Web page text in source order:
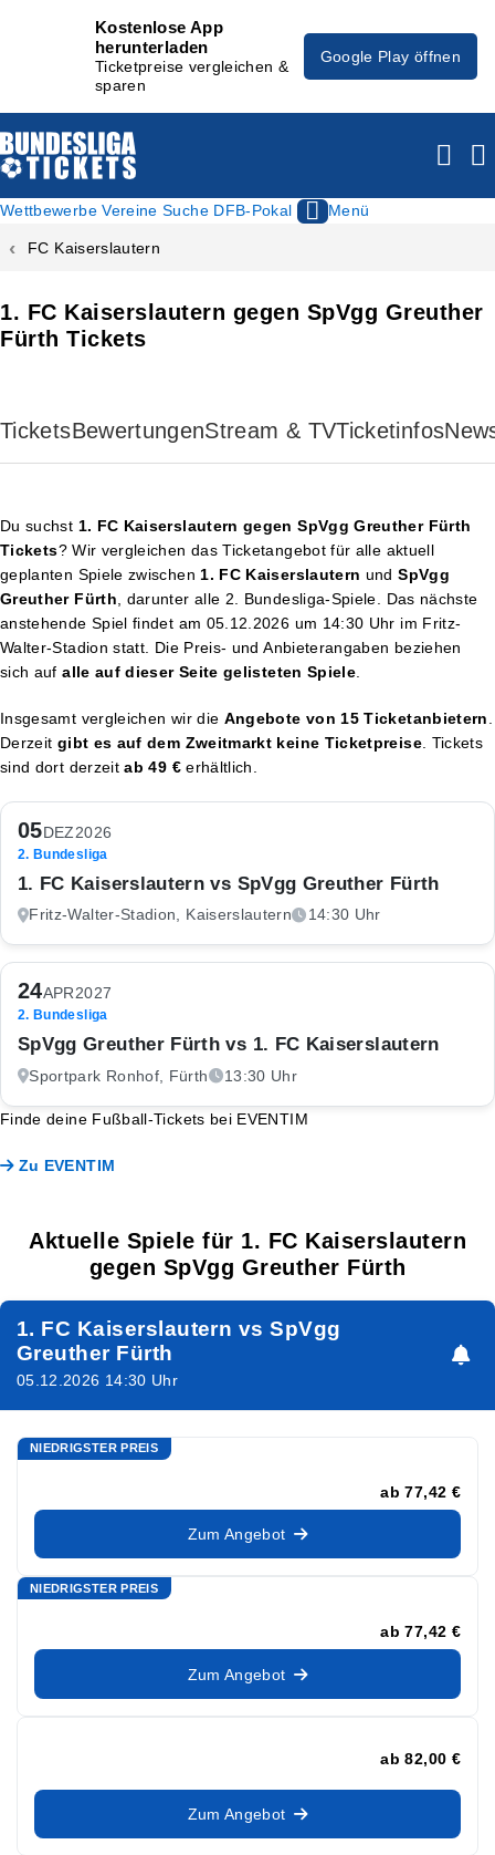
Kostenlose App
herunterladen
Ticketpreise vergleichen &
sparen
Google Play öffnen
Wettbewerbe Vereine Suche DFB-Pokal Menü
1. FC Kaiserslautern gegen SpVgg Greuther
Fürth Tickets
FC Kaiserslautern
TicketsBewertungenStream & TVTicketinfos
Du suchst 1. FC Kaiserslautern gegen SpVgg Greuther Fürth
Tickets? Wir vergleichen das Ticketangebot für alle aktuell
geplanten Spiele zwischen1. FC Kaiserslautern undSpVgg
Greuther Fürth, darunter alle 2. Bundesliga-Spiele. Das nächste
anstehende Spiel findet am 05.12.2026 um 14:30 Uhr im Fritz-
Walter-Stadion statt. Die Preis- und Anbieterangaben beziehen
sich aufalle auf dieser Seite gelisteten Spiele.
Insgesamt vergleichen wir die Angebote von 15 Ticketanbietern.
Derzeit gibt es auf dem Zweitmarkt keine Ticketpreise. Tickets
sind dort derzeitab 49 €erhältlich.
05 DEZ2026
2. Bundesliga
1. FC Kaiserslautern vs SpVgg Greuther Fürth
Fritz-Walter-Stadion, Kaiserslautern 14:30 Uhr
24APR2027
2. Bundesliga
SpVgg Greuther Fürth vs 1. FC Kaiserslautern
Sportpark Ronhof, Fürth 13:30 Uhr
Finde deine Fußball-Tickets bei EVENTIM
Zu EVENTIM
Aktuelle Spiele für 1. FC Kaiserslautern
gegen SpVgg Greuther Fürth
1. FC Kaiserslautern vs SpVgg
Greuther Fürth
05.12.2026 14:30 Uhr
NIEDRIGSTER PREIS
ab 77,42 €
Zum Angebot
NIEDRIGSTER PREIS
ab 77,42 €
Zum Angebot
ab 82,00 €
Zum Angebot